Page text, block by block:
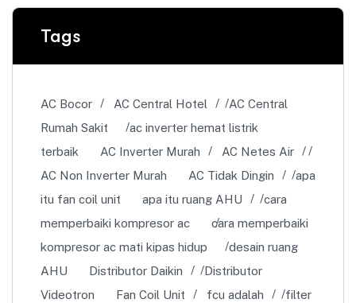
Tags
AC Bocor AC Central Hotel
AC Central
Rumah Sakit
ac inverter hemat listrik
terbaik
AC Inverter Murah
AC Netes Air
AC Non Inverter Murah
AC Tidak Dingin
apa
itu fan coil unit
apa itu ruang AHU
cara
memperbaiki kompresor ac
cara memperbaiki
kompresor ac mati kipas hidup
desain ruang
AHU
Distributor Daikin
Distributor
Videotron
Fan Coil Unit fcu adalah
filter